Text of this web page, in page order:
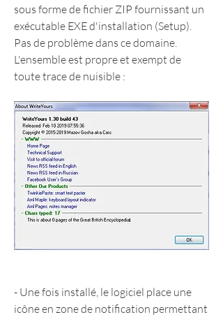
sous forme de fichier ZIP fournissant un
exécutable EXE d'installation (Setup).
Pas de problème dans ce domaine.
L'ensemble est propre et exempt de
toute trace de nuisible :
- Une fois installé, le logiciel place une
icône en zone de notification permettant